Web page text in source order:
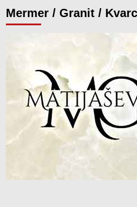
Mermer / Granit /